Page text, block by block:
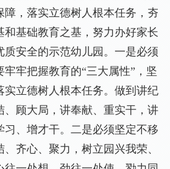
障，落实立德树人根本任务，夯
和基础教育之基，努力办好家长
质安全的示范幼儿园。一是必须
牢把握教育的“三大属性”，坚
实立德树人根本任务。做到讲纪
、顾大局，讲奉献、重实干，讲
习、增才干。二是必须坚定不移
齐心、聚力，树立园兴我荣、